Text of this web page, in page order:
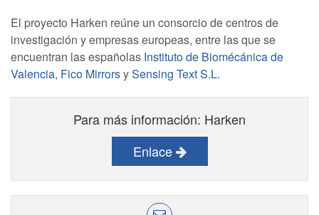
El proyecto Harken reúne un consorcio de centros de
investigación y empresas europeas, entre las que se
encuentran las españolas Instituto de Biomécánica de
Valencia, Fico MirrorsySensing Text S.L.
Para más información: Harken
Enlace